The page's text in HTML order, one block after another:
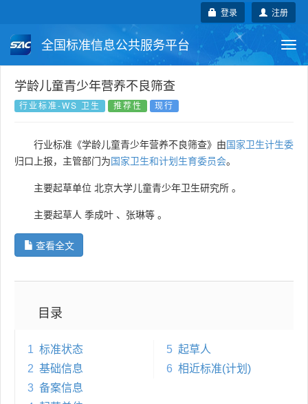
注册
登录
全国标准信息公共服务平台
国家标准 行业标准
国外标准 技术委员会
学龄儿童青少年营养不良筛查
行业标准-WS 卫生 推荐性 现行
行业标准《学龄儿童青少年营养不良筛查》由国家卫生计生委
归口上报，主管部门为国家卫生和计划生育委员会。
主要起草单位 北京大学儿童青少年卫生研究所 。
主要起草人 季成叶 、 张琳等 。
查看全文
目录
1 标准状态
2 基础信息
3 备案信息
5 起草人
6 相近标准(计划)